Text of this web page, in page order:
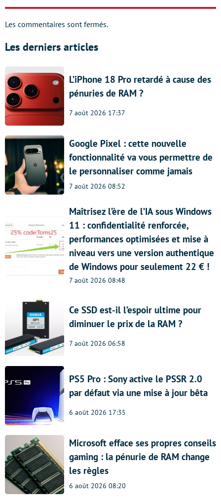
Les commentaires sont fermés.
Les derniers articles
L’iPhone 18 Pro retardé à cause des
pénuries de RAM ?
7 août 2026 17:37
Google Pixel : cette nouvelle
fonctionnalité va vous permettre de
le personnaliser comme jamais
7 août 2026 08:52
Maîtrisez l’ère de l’IA sous Windows
11 : confidentialité renforcée,
performances optimisées et mise à
niveau vers une version authentique
de Windows pour seulement 22 € !
7 août 2026 08:48
Ce SSD est-il l’espoir ultime pour
diminuer le prix de la RAM ?
7 août 2026 06:58
PS5 Pro : Sony active le PSSR 2.0
par défaut via une mise à jour bêta
6 août 2026 17:35
Microsoft efface ses propres conseils
gaming : la pénurie de RAM change
les règles
6 août 2026 08:20